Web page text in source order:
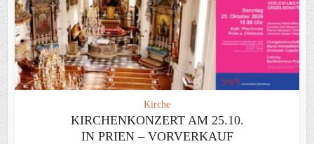
Kirche
KIRCHENKONZERT AM 25.10.
IN PRIEN – VORVERKAUF